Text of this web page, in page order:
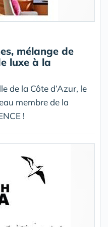
mélange de
luxe à la
de la Côte d’Azur, le
membre de la
!